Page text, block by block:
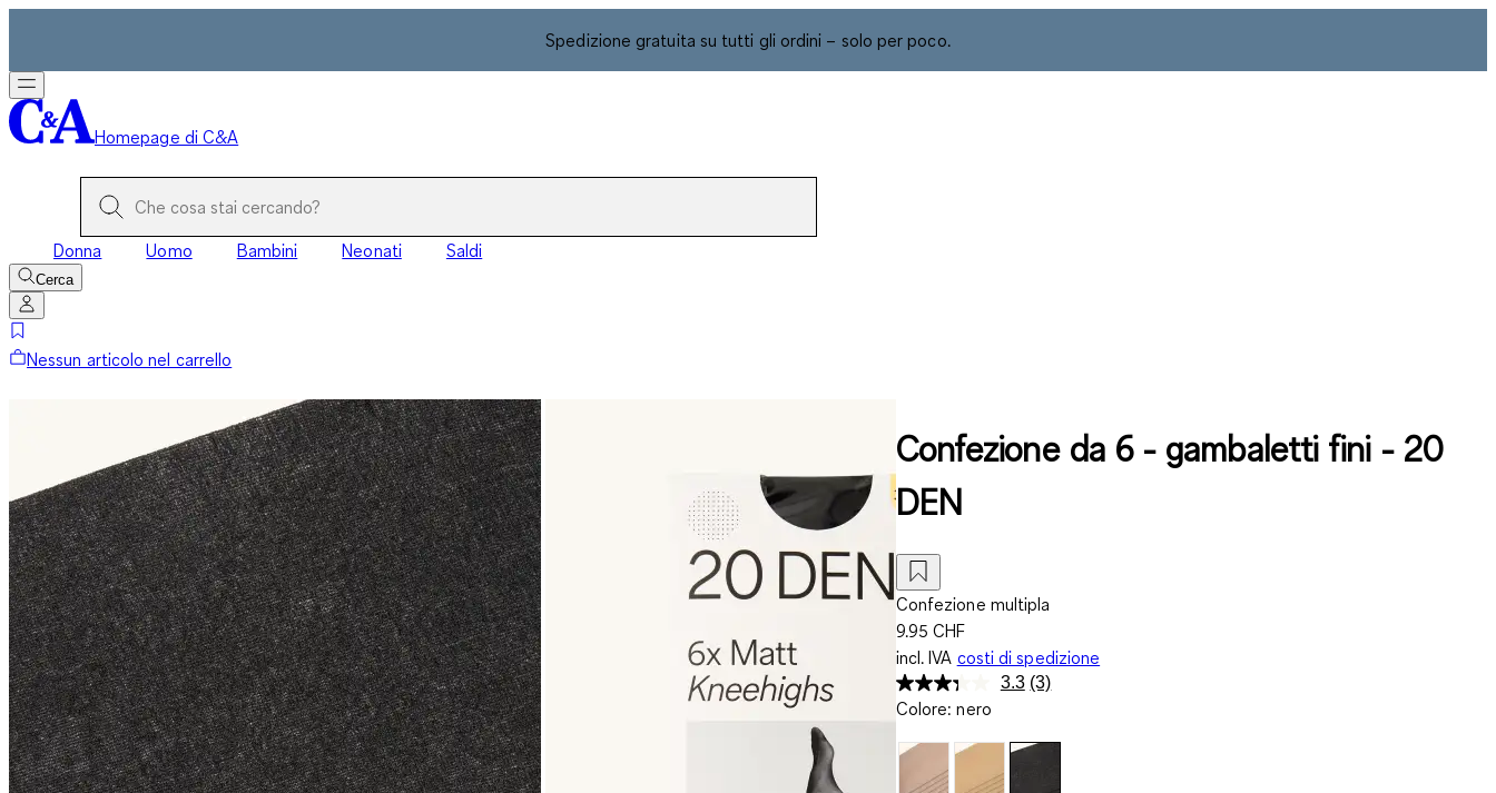
Spedizione gratuita su tutti gli ordini – solo per poco.
Homepage di C&A
Donna Uomo Bambini Neonati Saldi
Cerca
Nessun articolo nel carrello
Confezione da 6 - gambaletti fini - 20
DEN
Confezione multipla
9.95 CHF
incl. IVA costi di spedizione
3.3 Leggi
Stesso
(3)
Colore: nero